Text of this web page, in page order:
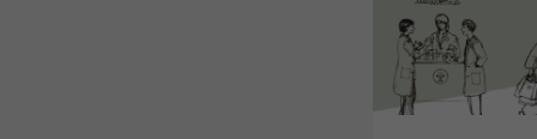
DE
FARMÀCIA
AMB
LA
DE